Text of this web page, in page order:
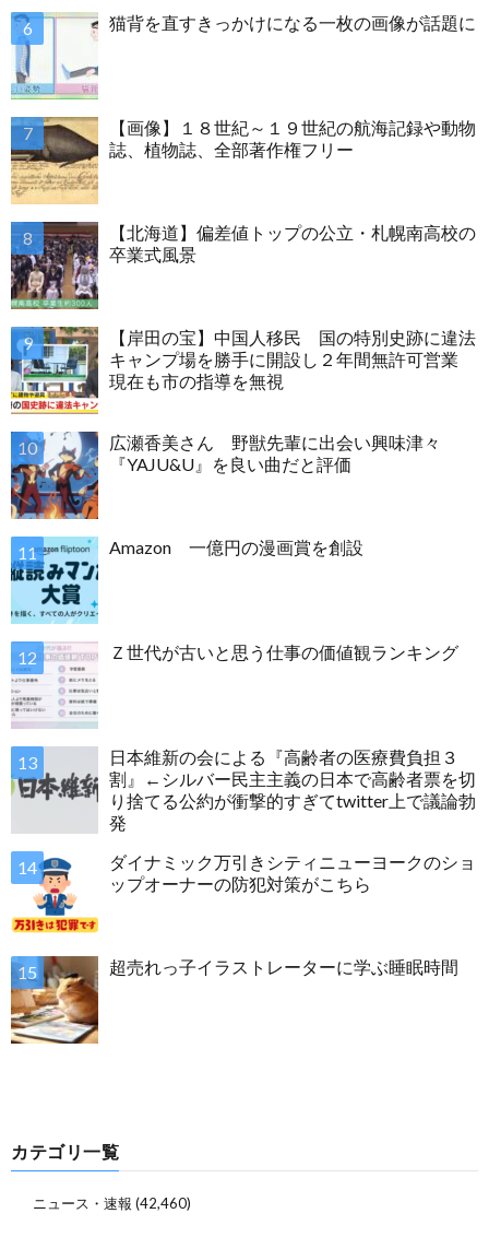
猫背を直すきっかけになる一枚の画像が話題に
【画像】１８世紀～１９世紀の航海記録や動物
誌、植物誌、全部著作権フリー
【北海道】偏差値トップの公立・札幌南高校の
卒業式風景
【岸田の宝】中国人移民 国の特別史跡に違法
キャンプ場を勝手に開設し２年間無許可営業
現在も市の指導を無視
広瀬香美さん 野獣先輩に出会い興味津々
『YAJU&U』を良い曲だと評価
Amazon 一億円の漫画賞を創設
Ｚ世代が古いと思う仕事の価値観ランキング
日本維新の会による『高齢者の医療費負担３
割』←シルバー民主主義の日本で高齢者票を切
り捨てる公約が衝撃的すぎてtwitter上で議論勃
発
ダイナミック万引きシティニューヨークのショ
ップオーナーの防犯対策がこちら
超売れっ子イラストレーターに学ぶ睡眠時間
カテゴリ一覧
ニュース・速報 (42,460)